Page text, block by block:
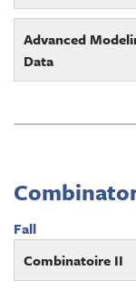
Advanced
Data
Fall
Combinatoire II